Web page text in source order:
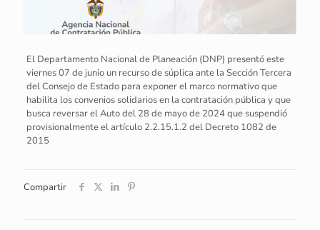
El Departamento Nacional de Planeación (DNP) presentó este
viernes 07 de junio un recurso de súplica ante la Sección Tercera
del Consejo de Estado para exponer el marco normativo que
habilita los convenios solidarios en la contratación pública y que
busca reversar el Auto del 28 de mayo de 2024 que suspendió
provisionalmente el artículo 2.2.15.1.2 del Decreto 1082 de
2015
Compartir